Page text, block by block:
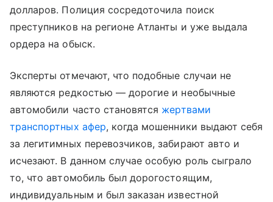
долларов. Полиция сосредоточила поиск
преступников на регионе Атланты и уже выдала
ордера на обыск.
Эксперты отмечают, что подобные случаи не
являются редкостью — дорогие и необычные
автомобили часто становятся жертвами
транспортных афер, когда мошенники выдают себя
за легитимных перевозчиков, забирают авто и
исчезают. В данном случае особую роль сыграло
то, что автомобиль был дорогостоящим,
индивидуальным и был заказан известной